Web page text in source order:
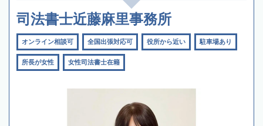
司法書士近藤麻里事務所
オンライン相談可 全国出張対応可 役所から近い 駐車場あり
所長が女性 女性司法書士在籍